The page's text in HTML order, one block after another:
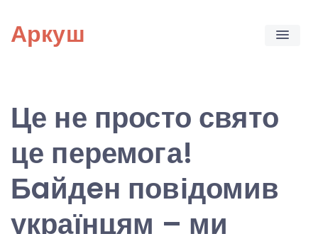
content
Аркуш
Це не просто свято
це перемога!
Бaйдeн повідомив
українцям – ми